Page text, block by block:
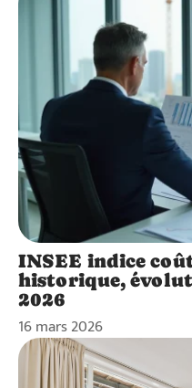
INSEE indice
historique,
2026
16 mars 2026